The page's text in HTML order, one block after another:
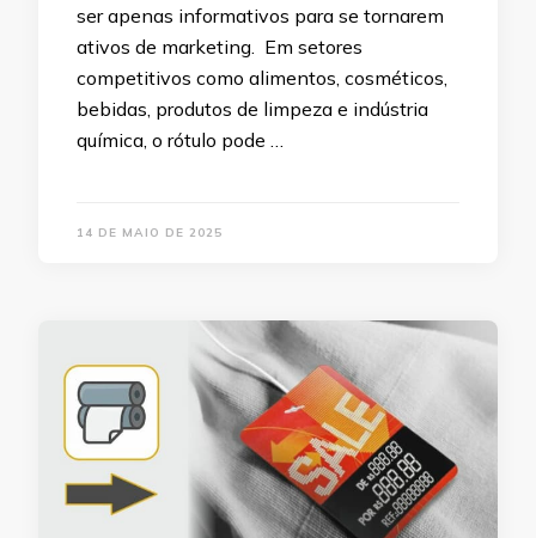
ser apenas informativos para se tornarem
ativos de marketing. Em setores
competitivos como alimentos, cosméticos,
bebidas, produtos de limpeza e indústria
química, o rótulo pode …
14 DE MAIO DE 2025